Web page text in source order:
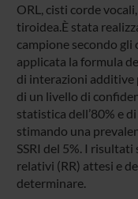
ORL, cisti corde
tiroidea.È stata
campione secondo
applicata la formula
di interazioni additive
di un livello di
statistica dell’80% e
stimando una
SSRI del 5%. I
relativi (RR) attesi e
determinare.